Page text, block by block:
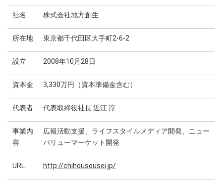
社名 株式会社地方創生
所在地 東京都千代田区大手町2-6-2
設立 2008年10月28日
資本金 3,330万円（資本準備金含む）
代表者 代表取締役社長 近江 淳
事業内
容
広報活動支援、ライフスタイルメディア開発、ニュー
バリューマーケット開発
URL http://chihousousei.jp/